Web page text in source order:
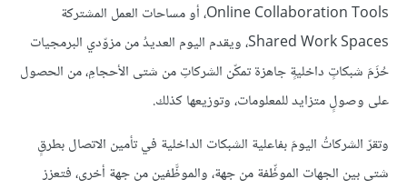
Online Collaboration Tools، أو مساحات العمل المشتركة
Shared Work Spaces، ويقدم اليوم العديدُ من مزوّدي البرمجيات
حُزَمَ شبكاتٍ داخليةٍ جاهزة تمكّن الشركاتِ من شتى الأحجامِ، من الحصول
على وصولٍ متزايد للمعلومات، وتوزيعها كذلك.
وتقرّ الشركاتُ اليومَ بفاعلية الشبكات الداخلية في تأمين الاتصال بطرقٍ
شتى بين الجهات الموظِّفة من جهة، والموظَّفين من جهة أخرى، فتعزز